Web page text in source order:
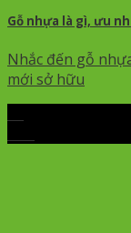
Gỗ nhựa là gì, ưu
Nhắc đến gỗ
mới sở hữu